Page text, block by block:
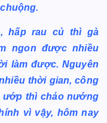
hấp rau củ thì gà
ngon được nhiều
làm được. Nguyên
thời gian, công
ướp thì chảo nướng
vì vậy, hôm nay